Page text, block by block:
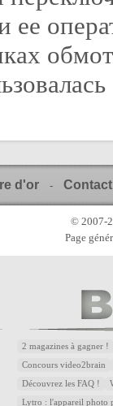
ее
d'or - Contact
© 2007-
Page
2 magazines à gagner !
Concours video2brain
Découvrez les FAQ !
Lytro : l'appareil photo